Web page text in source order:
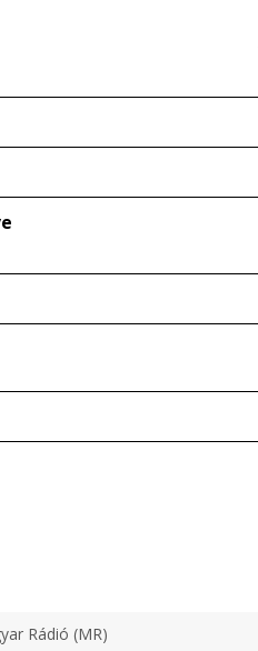
Rádió (MR)